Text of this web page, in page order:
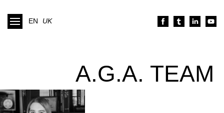
EN UK
A.G.A. TEAM